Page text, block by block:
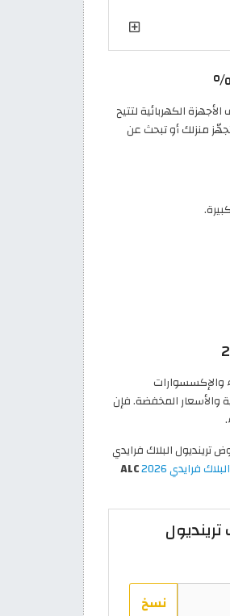
ضخمة خلال عروض البلاك فرايدي 2026 على مختلف الأجهزة الكهربائية لتتيح
منزلك أو تبحث عن
إذ تصل الخصومات إلى 90% على الأزياء والإكسسوارات
والأسعار المخفضة. فإن
ترينديول البلاك فرايدي
فرايدي 2026
ALC
2026: خصومات ترينديول
نسخ